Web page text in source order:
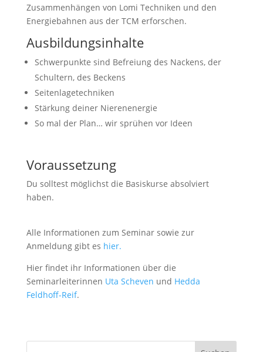
Zusammenhängen von Lomi Techniken und den
Energiebahnen aus der TCM erforschen.
Ausbildungsinhalte
Schwerpunkte sind Befreiung des Nackens, der
Schultern, des Beckens
Seitenlagetechniken
Stärkung deiner Nierenenergie
So mal der Plan… wir sprühen vor Ideen
Voraussetzung
Du solltest möglichst die Basiskurse absolviert
haben.
Alle Informationen zum Seminar sowie zur
Anmeldung gibt es hier.
Hier findet ihr Informationen über die
Seminarleiterinnen Uta Scheven und Hedda
Feldhoff-Reif.